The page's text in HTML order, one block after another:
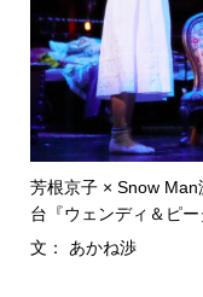
芳根京子 × Snow
台『ウェンディ＆ピ
文： あかね渉